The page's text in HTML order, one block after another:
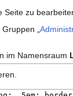
Seite zu
„
im Namensraum